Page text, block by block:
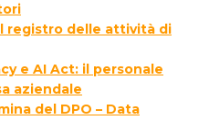
registro delle attività di
e AI Act: il personale
aziendale
del DPO – Data